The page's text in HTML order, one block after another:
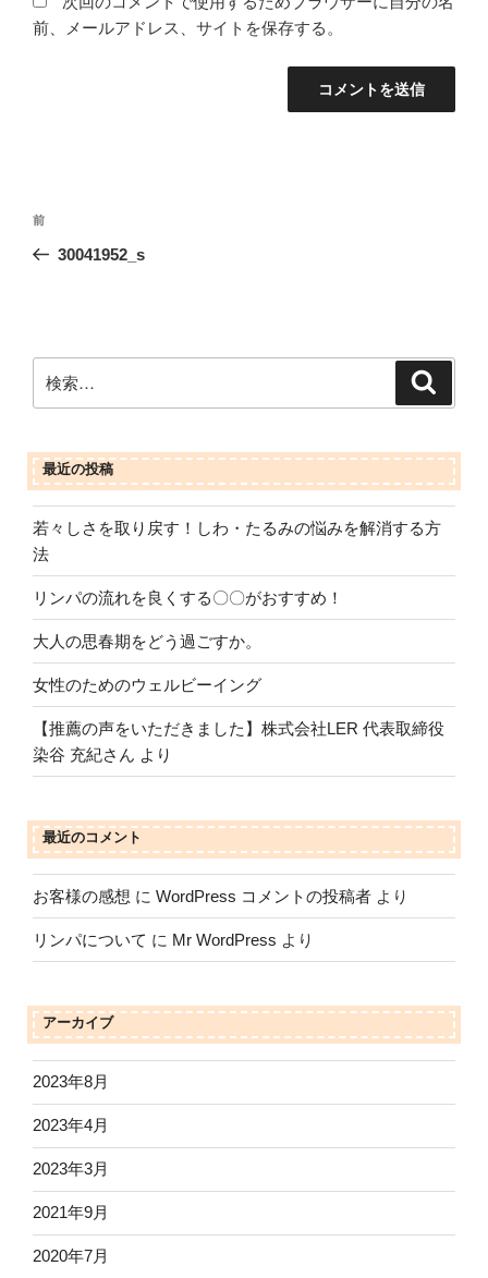
前、メールアドレス、サイトを保存する。
投
ー
シ
ン
前
の
前
30041952_s
索:
最近の投稿
若々しさを取り戻す！しわ・たるみの悩みを解消する方
法
リンパの流れを良くする〇〇がおすすめ！
大人の思春期をどう過ごすか。
女性のためのウェルビーイング
【推薦の声をいただきました】株式会社LER 代表取締役
染谷 充紀さん より
最近のコメント
お客様の感想 に WordPress コメントの投稿者 より
リンパについて に Mr WordPress より
アーカイブ
2023年8月
2023年4月
2023年3月
2021年9月
2020年7月